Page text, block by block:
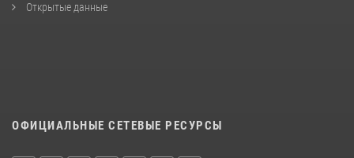
Открытые данные
ОФИЦИАЛЬНЫЕ СЕТЕВЫЕ РЕСУРСЫ